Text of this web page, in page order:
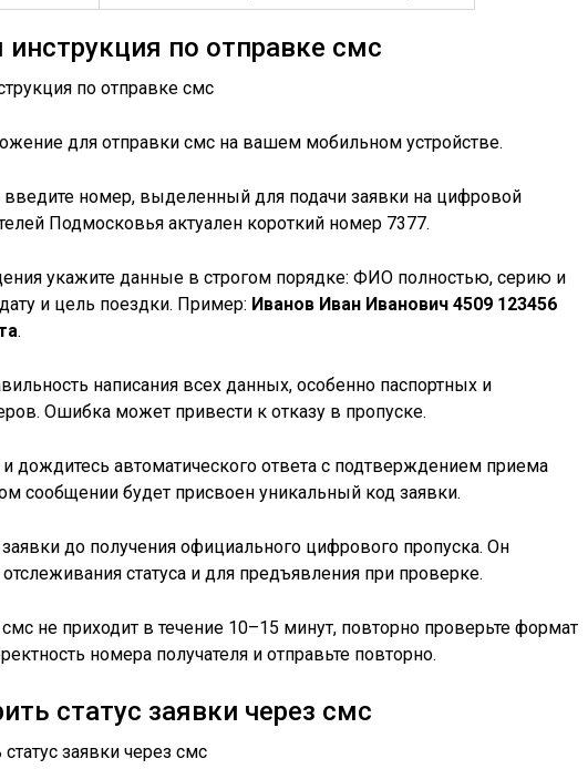
по отправке смс
для отправки смс на вашем мобильном устройстве.
введите номер, выделенный для подачи заявки на цифровой
Подмосковья актуален короткий номер 7377.
укажите данные в строгом порядке: ФИО полностью, серию и
и цель поездки. Пример: Иванов Иван Иванович 4509 123456
.
написания всех данных, особенно паспортных и
Ошибка может привести к отказу в пропуске.
и дождитесь автоматического ответа с подтверждением приема
сообщении будет присвоен уникальный код заявки.
заявки до получения официального цифрового пропуска. Он
статуса и для предъявления при проверке.
смс не приходит в течение 10–15 минут, повторно проверьте формат
номера получателя и отправьте повторно.
статус заявки через смс